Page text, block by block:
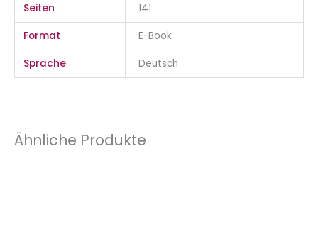
Seiten 141
Format E-Book
Sprache Deutsch
Ähnliche Produkte